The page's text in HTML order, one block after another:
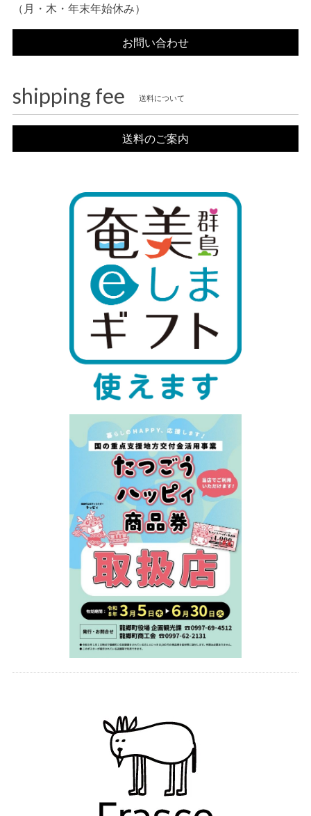
（月・木・年末年始休み）
お問い合わせ
shipping fee 送料について
送料のご案内